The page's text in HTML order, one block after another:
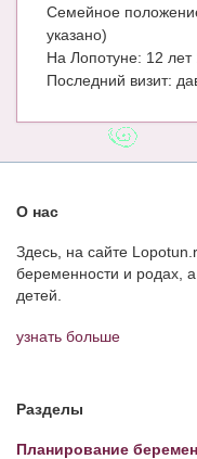
ПСИХОЛОГИЯ
ЗДОРОВЬЕ
МОДА И КРАСОТА
КОНКУРСЫ
БЛОГИ
БЕРЕМЕННОСТЬ
Календарь
Энциклопедия
Имена. Святцы
Семейное
указано)
На Лопотуне: 12
Последний визит:
О нас
Здесь, на сайте
беременности и родах,
детей.
узнать больше
Разделы
Планирование